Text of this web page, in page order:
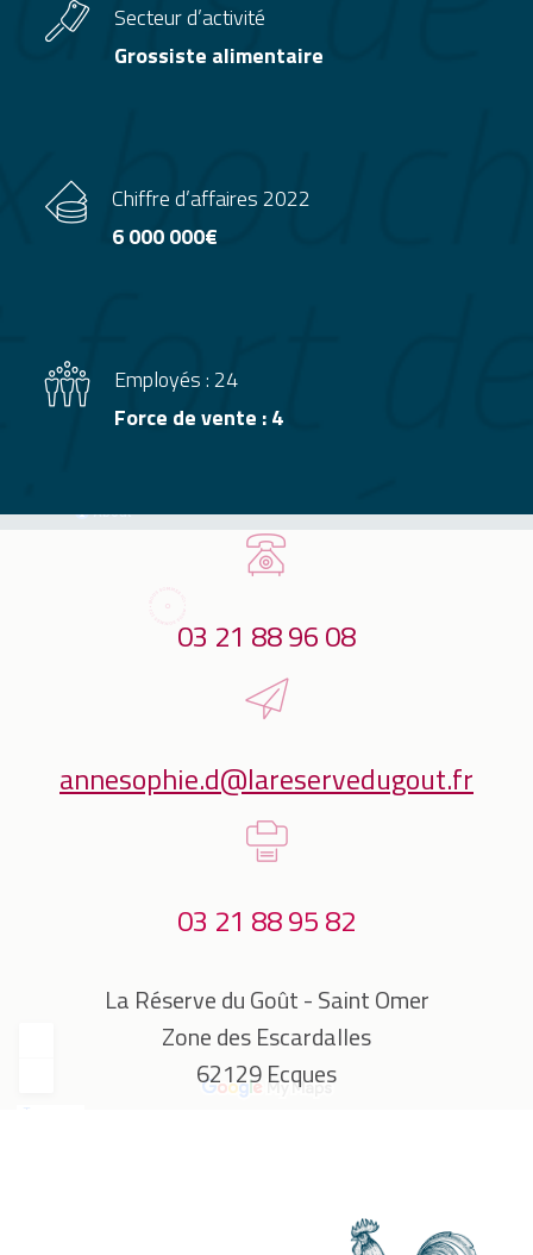
Secteur d’activité
Grossiste alimentaire
Chiffre d’affaires 2022
6 000 000€
Employés : 24
Force de vente : 4
03 21 88 96 08
annesophie.d@lareservedugout.fr
03 21 88 95 82
La Réserve du Goût - Saint Omer
Zone des Escardalles
62129 Ecques